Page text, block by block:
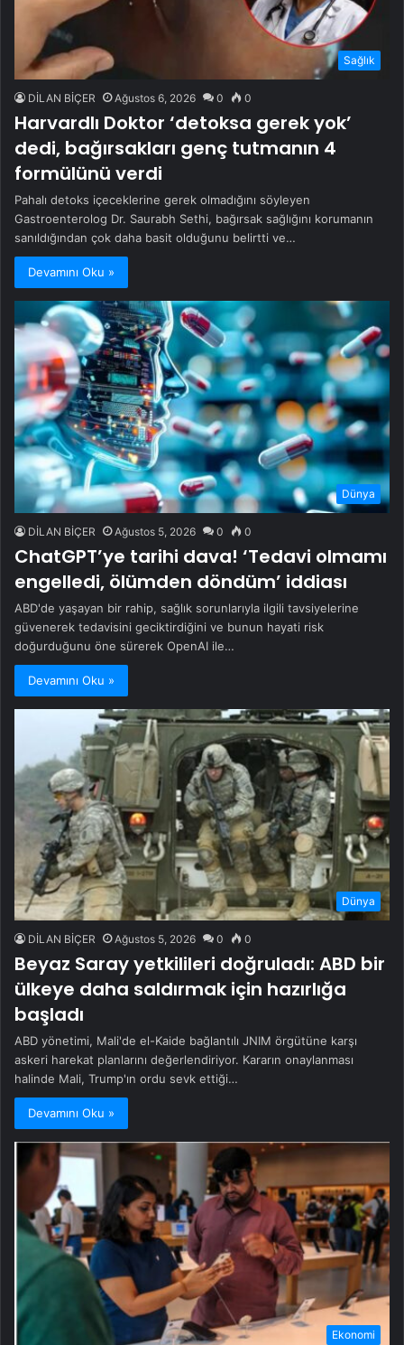
Sağlık
DİLAN BİÇER Ağustos 6, 2026 0 0
Harvardlı Doktor ‘detoksa gerek yok’
dedi, bağırsakları genç tutmanın 4
formülünü verdi
Pahalı detoks içeceklerine gerek olmadığını söyleyen
Gastroenterolog Dr. Saurabh Sethi, bağırsak sağlığını korumanın
sanıldığından çok daha basit olduğunu belirtti ve…
Devamını Oku »
Dünya
DİLAN BİÇER Ağustos 5, 2026 0 0
ChatGPT’ye tarihi dava! ‘Tedavi olmamı
engelledi, ölümden döndüm’ iddiası
ABD'de yaşayan bir rahip, sağlık sorunlarıyla ilgili tavsiyelerine
güvenerek tedavisini geciktirdiğini ve bunun hayati risk
doğurduğunu öne sürerek OpenAI ile…
Devamını Oku »
Dünya
DİLAN BİÇER Ağustos 5, 2026 0 0
Beyaz Saray yetkilileri doğruladı: ABD bir
ülkeye daha saldırmak için hazırlığa
başladı
ABD yönetimi, Mali'de el-Kaide bağlantılı JNIM örgütüne karşı
askeri harekat planlarını değerlendiriyor. Kararın onaylanması
halinde Mali, Trump'ın ordu sevk ettiği…
Devamını Oku »
Ekonomi